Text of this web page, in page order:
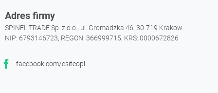
Adres firmy
SPINEL TRADE Sp. z o.o., ul. Gromadzka 46, 30-719 Krakow
NIP: 6793146723, REGON: 366999715, KRS: 0000672826
facebook.com/esiteopl
Facebook